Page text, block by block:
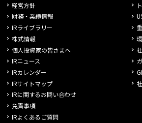
経営方針
財務・業績情報
IRライブラリー
株式情報
個人投資家の皆さまへ
IRニュース
IRカレンダー
IRサイトマップ
IRに関するお問い合わせ
免責事項
IRよくあるご質問